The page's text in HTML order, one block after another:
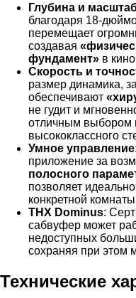
Глубина и
благодаря 18-
перемещает
создавая
фундамент» в
Скорость и
размер динамика,
обеспечивают
не гудит и
отличным выбором
высококлассного
Умное управление
приложение за
полосного
позволяет
конкретной
THX Dominus:
сабвуфер может
недоступных
сохраняя при этом
Технические